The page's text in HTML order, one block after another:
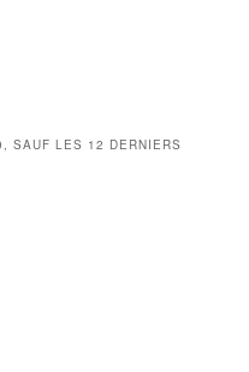
SAUF LES 12 DERNIERS